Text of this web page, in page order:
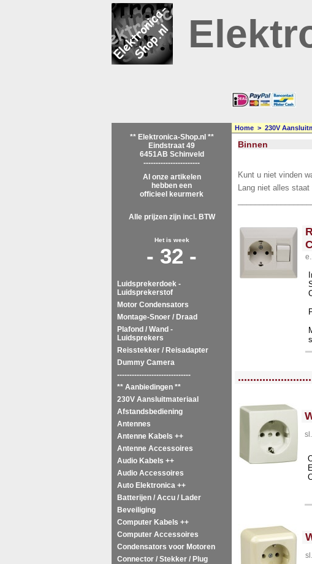
** Elektronica-Shop.nl **
Eindstraat 49
6451AB Schinveld
-----------------------
Al onze artikelen
hebben een
officieel keurmerk
Alle prijzen zijn incl. BTW
Het is week
- 32 -
Luidsprekerdoek -
Luidsprekerstof
Motor Condensators
Montage-Snoer / Draad
Plafond / Wand -
Luidsprekers
Reisstekker / Reisadapter
Dummy Camera
------------------------------
** Aanbiedingen **
230V Aansluitmateriaal
Afstandsbediening
Antennes
Antenne Kabels ++
Antenne Accessoires
Audio Kabels ++
Audio Accessoires
Auto Elektronica ++
Batterijen / Accu / Lader
Beveiliging
Computer Kabels ++
Computer Accessoires
Condensators voor Motoren
Connector / Stekker / Plug
Home > 230V
Binnen
Kunt u niet vinden
Lang niet alles
<!--
<!-- MakeFullWidth0 --><!--
<!-- MakeFullWidth0 --